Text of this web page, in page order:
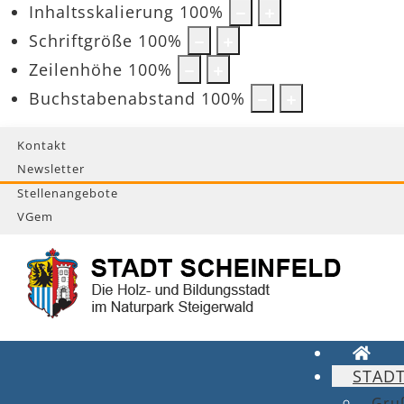
Inhaltsskalierung 100%
Schriftgröße 100%
Zeilenhöhe 100%
Buchstabenabstand 100%
Kontakt
Newsletter
Stellenangebote
VGem